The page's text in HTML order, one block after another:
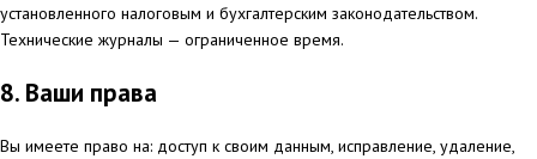
установленного налоговым и бухгалтерским законодательством.
Технические журналы — ограниченное время.
8. Ваши права
Вы имеете право на: доступ к своим данным, исправление, удаление,